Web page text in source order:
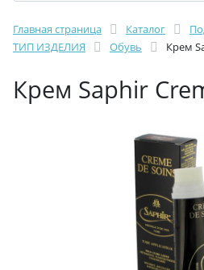
Главная страница Каталог
ТИП ИЗДЕЛИЯ
Обувь Крем
Крем Saphir